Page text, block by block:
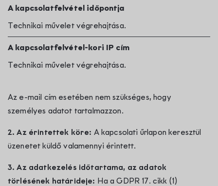
A kapcsolatfelvétel időpontja
Technikai művelet végrehajtása.
A kapcsolatfelvétel-kori IP cím
Technikai művelet végrehajtása.
Az e-mail cím esetében nem szükséges, hogy
személyes adatot tartalmazzon.
2. Az érintettek köre: A kapcsolati űrlapon keresztül
üzenetet küldő valamennyi érintett.
3. Az adatkezelés időtartama, az adatok
törlésének határideje: Ha a GDPR 17. cikk (1)